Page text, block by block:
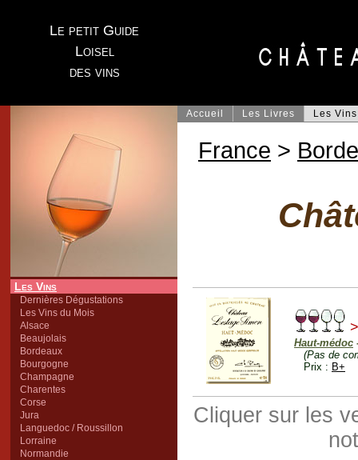
Le petit Guide
Loisel
des vins
Les Vins
Dernières Dégustations
Les Vins du Mois
Alsace
Beaujolais
Bordeaux
Bourgogne
Champagne
Charentes
Corse
Jura
Languedoc / Roussillon
Lorraine
Normandie
Accueil Les Livres Les Vins
France >
Haut-médoc
(Pas de
Prix : B+
Cliquer sur les